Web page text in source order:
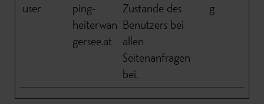
user
ping-
heiterwan
gersee.at
Zustände des
Benutzers bei
allen
Seitenanfragen
bei.
g